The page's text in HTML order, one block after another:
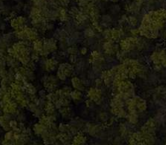
Termeni și condiții
ANPC
Home Despre noi Produse
Termeni și condiții
S.C. Atelierul de